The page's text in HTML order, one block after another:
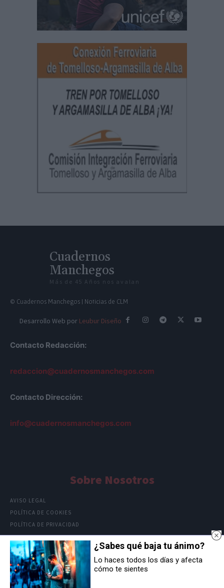
Cuadernos
Manchegos
Más de 45 Años nos avalan
© Cuadernos Manchegos | Noticias de CLM
Desarrollo Web por Leubur Diseño
Contacto Redacción:
redaccion@cuadernosmanchegos.com
Contacto Dirección:
info@cuadernosmanchegos.com
Sobre Nosotros
AVISO LEGAL
POLÍTICA DE COOKIES
POLÍTICA DE PRIVACIDAD
¿Sabes qué baja tu ánimo?
Lo haces todos los días y afecta
cómo te sientes